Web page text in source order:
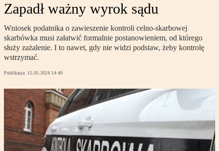
Zapadł ważny wyrok sądu
Wniosek podatnika o zawieszenie kontroli celno-skarbowej
skarbówka musi załatwić formalnie postanowieniem, od którego
służy zażalenie. I to nawet, gdy nie widzi podstaw, żeby kontrolę
wstrzymać.
Publikacja: 15.05.2024 14:40